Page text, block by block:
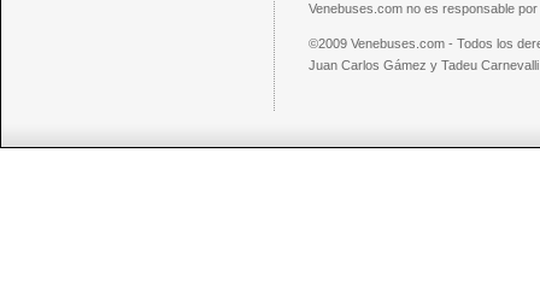
Venebuses.com no es responsable
©2009 Venebuses.com - Todos los
Juan Carlos Gámez y Tadeu Carnevalli